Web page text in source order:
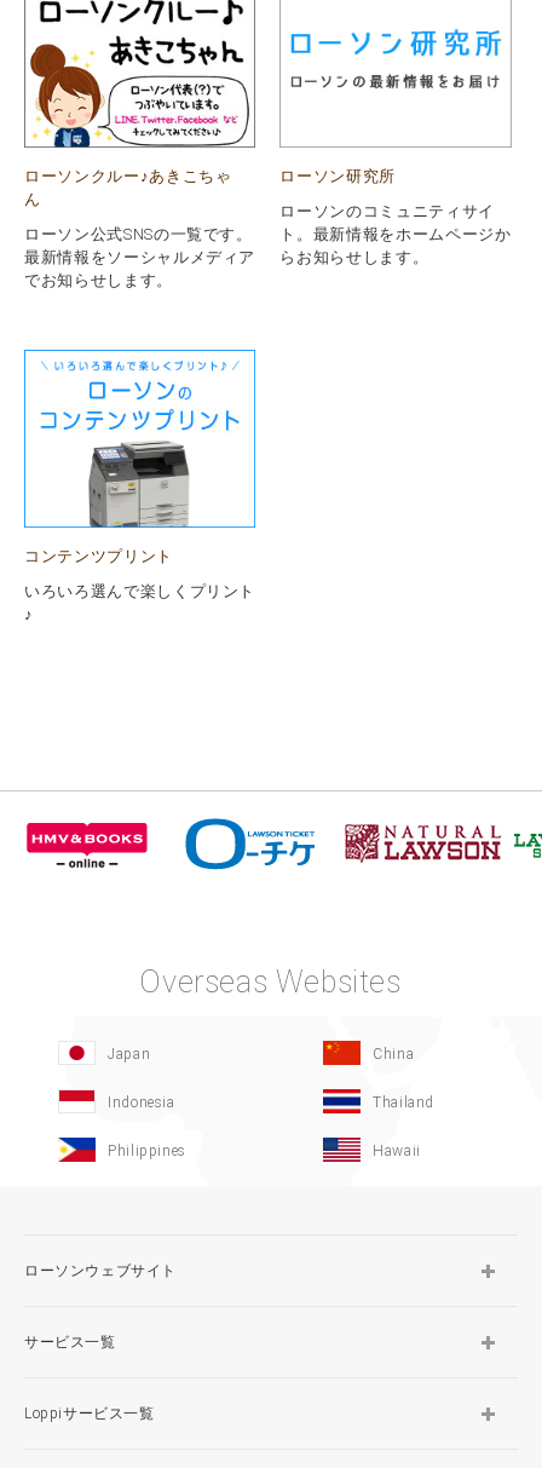
ローソンクルー♪あきこちゃ
ん
ローソン公式SNSの一覧です。
最新情報をソーシャルメディア
でお知らせします。
ローソン研究所
ローソンのコミュニティサイ
ト。最新情報をホームページか
らお知らせします。
コンテンツプリント
いろいろ選んで楽しくプリント
♪
Overseas Websites
Japan China
Indonesia Thailand
Philippines Hawaii
ローソンウェブサイト
サービス一覧
Loppiサービス一覧